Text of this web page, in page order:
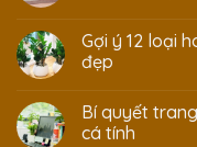
Gợi ý 12 loại
đẹp
Bí quyết
cá tính